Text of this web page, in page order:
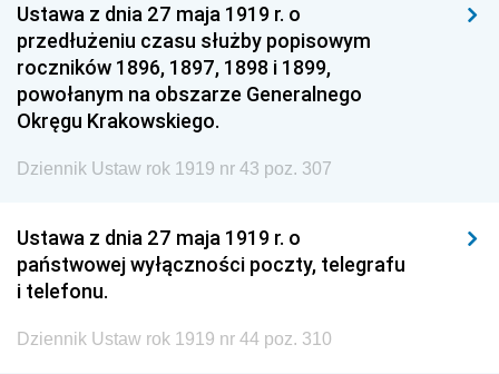
Ustawa z dnia 27 maja 1919 r. o
przedłużeniu czasu służby popisowym
roczników 1896, 1897, 1898 i 1899,
powołanym na obszarze Generalnego
Okręgu Krakowskiego.
Dziennik Ustaw rok 1919 nr 43 poz. 307
Ustawa z dnia 27 maja 1919 r. o
państwowej wyłączności poczty, telegrafu
i telefonu.
Dziennik Ustaw rok 1919 nr 44 poz. 310